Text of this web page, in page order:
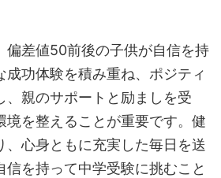
偏差値50前後の子供が自信を持
成功体験を積み重ね、ポジティ
、親のサポートと励ましを受
境を整えることが重要です。健
、心身ともに充実した毎日を送
信を持って中学受験に挑むこと